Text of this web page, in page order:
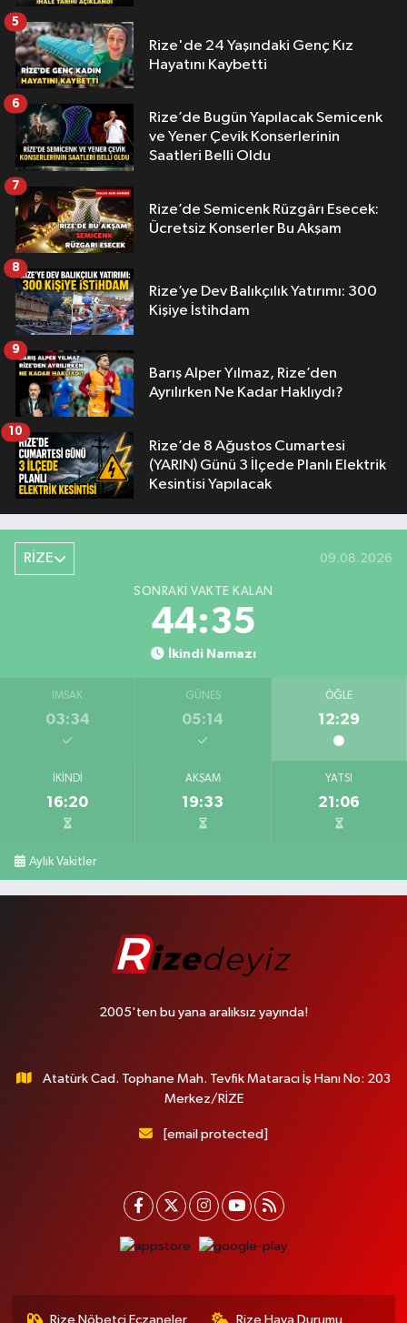
Rize'de 24 Yaşındaki Genç Kız
Hayatını Kaybetti
5
Rize’de Bugün Yapılacak Semicenk
ve Yener Çevik Konserlerinin
Saatleri Belli Oldu
6
Rize’de Semicenk Rüzgârı Esecek:
Ücretsiz Konserler Bu Akşam
7
Rize’ye Dev Balıkçılık Yatırımı: 300
Kişiye İstihdam
8
Barış Alper Yılmaz, Rize’den
Ayrılırken Ne Kadar Haklıydı?
9
Rize’de 8 Ağustos Cumartesi
(YARIN) Günü 3 İlçede Planlı Elektrik
Kesintisi Yapılacak
10
RİZE 09.08.2026
SONRAKI VAKTE KALAN
44:34
İkindi Namazı
İMSAK
03:34
GÜNEŞ
05:14
ÖĞLE
12:29
İKINDI
16:20
AKŞAM
19:33
YATSI
21:06
Aylık Vakitler
2005'ten bu yana aralıksız yayında!
Atatürk Cad. Tophane Mah. Tevfik Mataracı İş Hanı No: 203
Merkez/RİZE
[email protected]
Rize Nöbetçi Eczaneler Rize Hava Durumu